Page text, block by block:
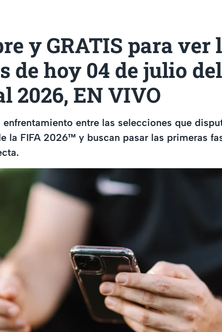
y GRATIS para ver
de hoy 04 de julio del
2026, EN VIVO
entre las selecciones que
la FIFA 2026™ y buscan pasar las primeras